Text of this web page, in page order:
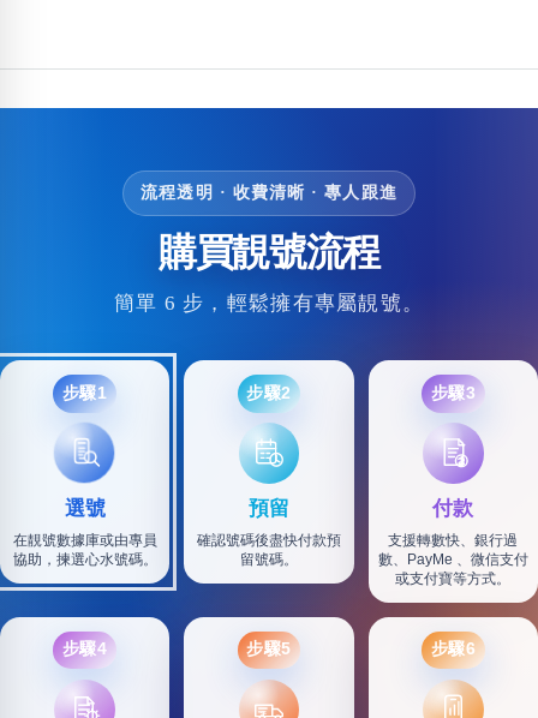
流程透明 · 收費清晰 · 專人跟進
購買靚號流程
簡單 6 步，輕鬆擁有專屬靚號。
步驟1
選號
在靚號數據庫或由專員
協助，揀選心水號碼。
步驟2
預留
確認號碼後盡快付款預
留號碼。
步驟3
付款
支援轉數快、銀行過
數、PayMe 、微信支付
或支付寶等方式。
步驟4 步驟5
SF
步驟6